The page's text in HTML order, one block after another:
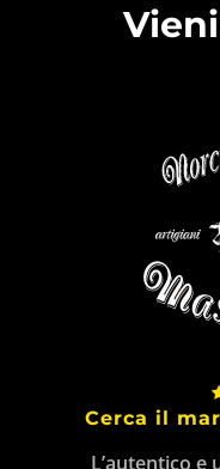
Cerca il
L’autentico e